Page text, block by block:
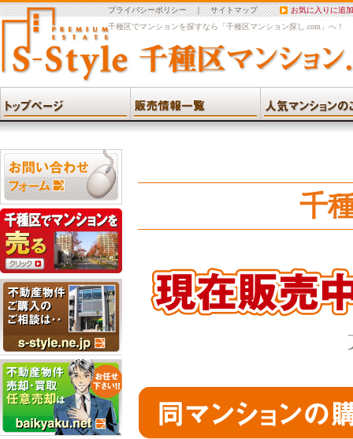
プライバシーポリシー｜サイトマップ
お気に入りに追加
千種区でマンションを探すなら「千種区マンション探し.com」へ！
千